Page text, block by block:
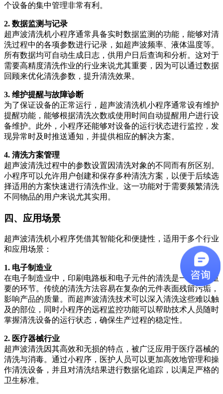
个设备的集中管理非常有利。
2. 数据监测与记录
超声波清洗机小程序通常具备实时数据监测的功能，能够对清
洗过程中的各项参数进行记录，如超声波频率、液体温度等。
所有数据均可自动生成日志，供用户日后查询和分析。这对于
需要高精度清洗作业的行业来说尤其重要，因为可以通过数据
回顾来优化清洗参数，提升清洗效果。
3. 维护提醒与故障诊断
为了保证设备的正常运行，超声波清洗机小程序通常设有维护
提醒功能，能够根据清洗次数或使用时间自动提醒用户进行设
备维护。此外，小程序还能够对设备的运行状态进行监控，发
现异常时及时推送通知，并提供相应的解决方案。
4. 清洗方案管理
超声波清洗过程中的参数设置因清洗对象的不同而有所区别。
小程序可以允许用户创建和保存多种清洗方案，以便于后续选
择适用的方案快速进行清洗作业。这一功能对于需要频繁清洗
不同物品的用户来说尤其实用。
四、应用场景
超声波清洗机小程序凭借其智能化和便捷性，适用于多个行业
和应用场景：
1. 电子制造业
在电子制造业中，印刷电路板和电子元件的清洗是一个至关重
要的环节。传统的清洗方法容易在复杂的元件表面残留污垢，
影响产品的质量。而超声波清洗技术可以深入清洗这些难以触
及的部位，同时小程序的远程监控功能可以帮助技术人员随时
掌握清洗设备的运行状态，确保生产过程的稳定性。
2. 医疗器械行业
超声波清洗因其高效和无损的特点，被广泛应用于医疗器械的
清洗与消毒。通过小程序，医护人员可以更加高效地管理和操
作清洗设备，并且对清洗结果进行数据化追踪，以满足严格的
卫生标准。